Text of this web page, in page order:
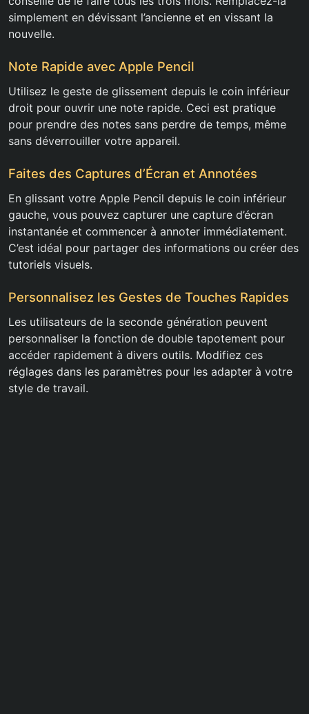
simplement en dévissant l’ancienne et en vissant la
nouvelle.
Note Rapide avec Apple Pencil
Utilisez le geste de glissement depuis le coin inférieur
droit pour ouvrir une note rapide. Ceci est pratique
pour prendre des notes sans perdre de temps, même
sans déverrouiller votre appareil.
Faites des Captures d’Écran et Annotées
En glissant votre Apple Pencil depuis le coin inférieur
gauche, vous pouvez capturer une capture d’écran
instantanée et commencer à annoter immédiatement.
C’est idéal pour partager des informations ou créer des
tutoriels visuels.
Personnalisez les Gestes de Touches Rapides
Les utilisateurs de la seconde génération peuvent
personnaliser la fonction de double tapotement pour
accéder rapidement à divers outils. Modifiez ces
réglages dans les paramètres pour les adapter à votre
style de travail.